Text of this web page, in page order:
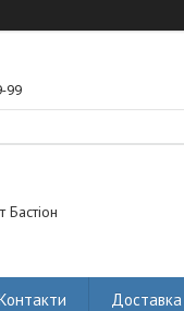
99
Бастіон
Доставка